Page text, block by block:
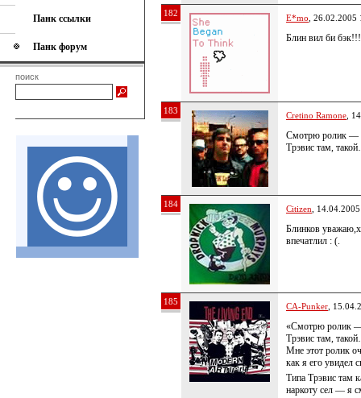
Панк ссылки
Панк форум
поиск
182 E*mo , 26.02.2005
Блин вил би
183 Cretino Ramone ,
Смотрю ролик —
Трэвис там,
184 Citizen ,
Блинков
впечатлил : (.
185 CA-Punker ,
«Смотрю ролик
Трэвис там,
Мне этот ролик
как я его увидел
Типа Трэвис там
наркоту сел — я